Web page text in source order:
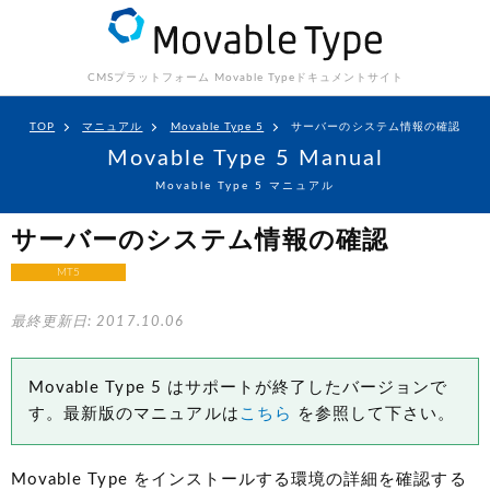
CMSプラットフォーム Movable Type ドキュメントサイト
TOP マニュアル Movable Type 5 サーバーのシステム情報の確認
Movable Type 5 Manual
Movable Type 5 マニュアル
サーバーのシステム情報の確認
MT5
最終更新日: 2017.10.06
Movable Type 5 はサポートが終了したバージョンで
す。最新版のマニュアルは こちら を参照して下さい。
Movable Type をインストールする環境の詳細を確認する